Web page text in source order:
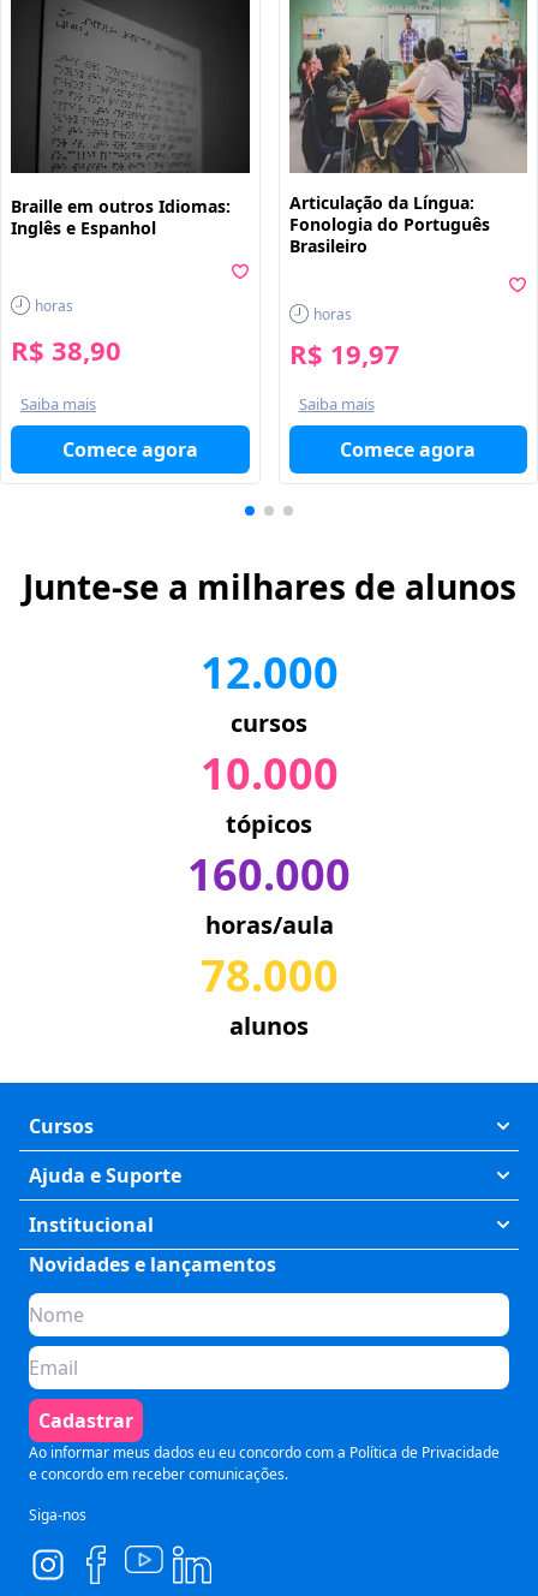
Braille em outros Idiomas:
Inglês e Espanhol
horas
R$ 38,90
Saiba mais
Comece agora
Articulação da Língua:
Fonologia do Português
Brasileiro
horas
R$ 19,97
Saiba mais
Comece agora
Junte-se a milhares de alunos
12.000
cursos
10.000
tópicos
160.000
horas/aula
78.000
alunos
Cursos
Exatas
Humanas
Saúde
Tecnologia
Preparatórios
Comunicação
Pós Graduação
Ajuda e Suporte
Meus Cursos
Fale Conosco
Perguntas Frequentes
Formas de Pagamento
Política de Cancelamento
Termos de Uso
Segurança e Privacidade
Institucional
Quem somos
Planos de assinatura
Para Empresas
Seja um parceiro
Blog
Novidades e lançamentos
Cadastrar
Ao informar meus dados eu eu concordo com a Política de Privacidade
e concordo em receber comunicações.
Siga-nos